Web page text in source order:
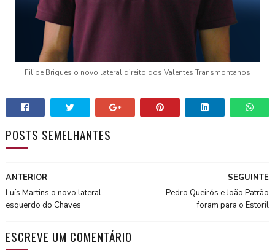
Filipe Brigues o novo lateral direito dos Valentes Transmontanos
POSTS SEMELHANTES
SEGUINTE
Pedro Queirós e João Patrão
foram para o Estoril
ANTERIOR
Luís Martins o novo lateral
esquerdo do Chaves
ESCREVE UM COMENTÁRIO